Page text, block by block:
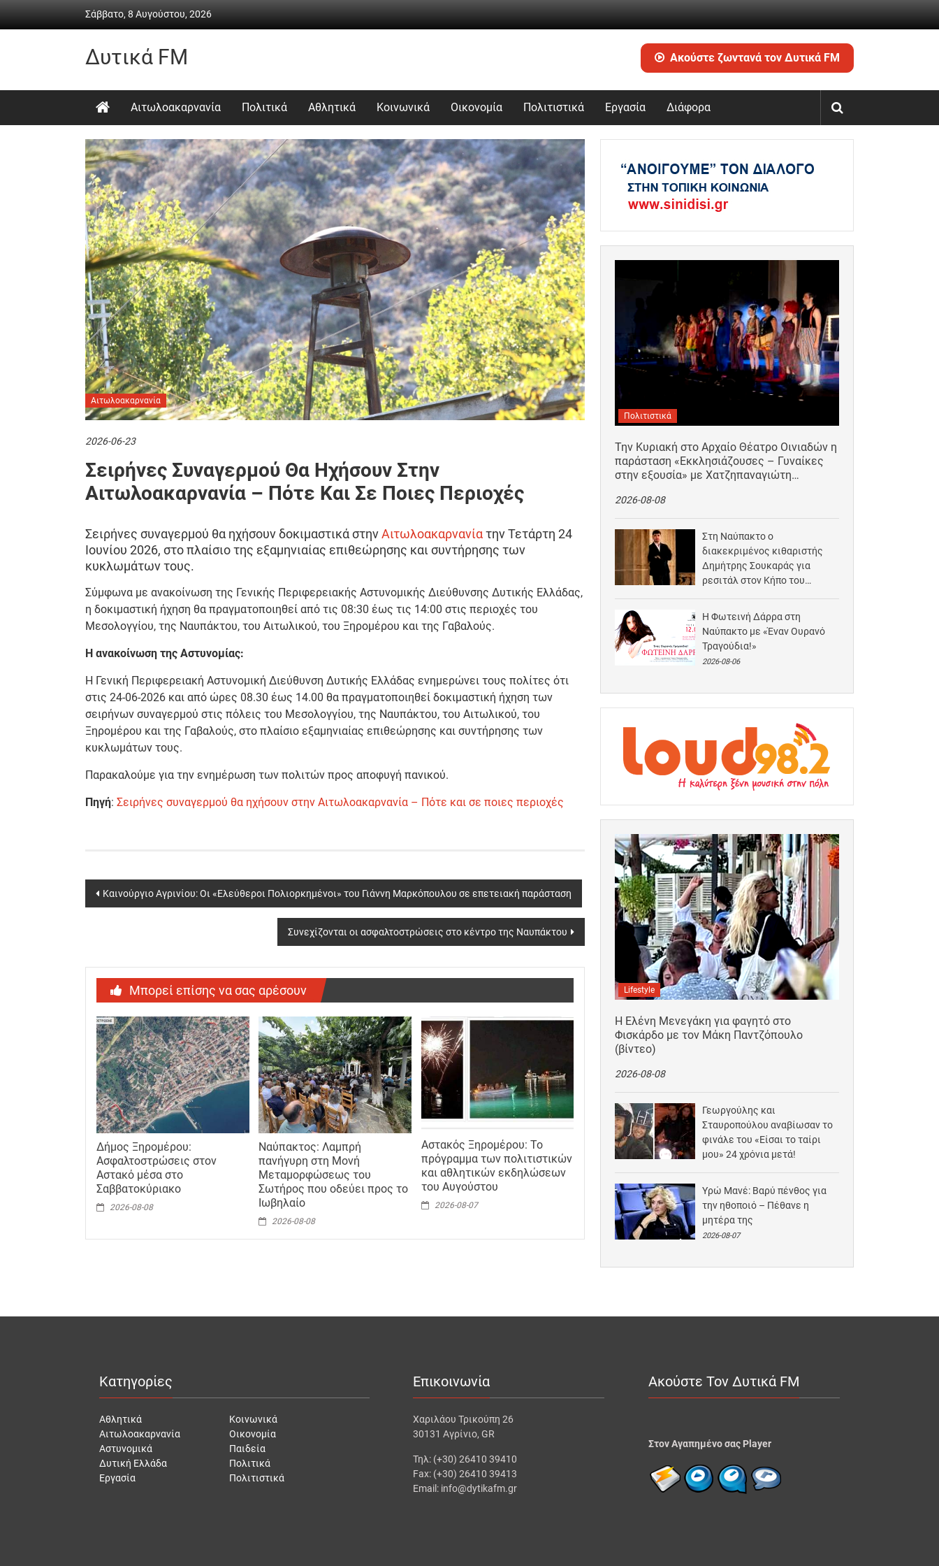
Σάββατο, 8 Αυγούστου, 2026
Δυτικά FM
Καθημερινή
&
ψυχαγωγία
Ακούστε ζωντανά τον Δυτικά FM
Αιτωλοακαρνανία Πολιτικά Αθλητικά Κοινωνικά Οικονομία Πολιτιστικά Εργασία Διάφορα
Αιτωλοακαρνανία
2026-06-23
Σειρήνες Συναγερμού Θα Ηχήσουν Στην
Αιτωλοακαρνανία – Πότε Και Σε Ποιες Περιοχές
Σειρήνες συναγερμού θα ηχήσουν δοκιμαστικά στηνΑιτωλοακαρνανίατην Τετάρτη 24
Ιουνίου 2026, στο πλαίσιο της εξαμηνιαίας επιθεώρησης και συντήρησης των
κυκλωμάτων τους.
Σύμφωνα με ανακοίνωση της Γενικής Περιφερειακής Αστυνομικής Διεύθυνσης Δυτικής Ελλάδας,
η δοκιμαστική ήχηση θα πραγματοποιηθεί από τις 08:30 έως τις 14:00 στις περιοχές του
Μεσολογγίου, της Ναυπάκτου, του Αιτωλικού, του Ξηρομέρου και της Γαβαλούς.
Η ανακοίνωση της Αστυνομίας:
Η Γενική Περιφερειακή Αστυνομική Διεύθυνση Δυτικής Ελλάδας ενημερώνει τους πολίτες ότι
στις 24-06-2026 και από ώρες 08.30 έως 14.00 θα πραγματοποιηθεί δοκιμαστική ήχηση των
σειρήνων συναγερμού στις πόλεις του Μεσολογγίου, της Ναυπάκτου, του Αιτωλικού, του
Ξηρομέρου και της Γαβαλούς, στο πλαίσιο εξαμηνιαίας επιθεώρησης και συντήρησης των
κυκλωμάτων τους.
Παρακαλούμε για την ενημέρωση των πολιτών προς αποφυγή πανικού.
Πηγή: Σειρήνες συναγερμού θα ηχήσουν στην Αιτωλοακαρνανία – Πότε και σε ποιες περιοχές
Post
Καινούργιο Αγρινίου: Οι «Ελεύθεροι Πολιορκημένοι» του Γιάννη Μαρκόπουλου σε επετειακή παράσταση
Συνεχίζονται οι ασφαλτοστρώσεις στο κέντρο της Ναυπάκτου
Μπορεί επίσης να σας αρέσουν
Δήμος Ξηρομέρου:
Ασφαλτοστρώσεις στον
Αστακό μέσα στο
Σαββατοκύριακο
2026-08-08
Ναύπακτος: Λαμπρή
πανήγυρη στη Μονή
Μεταμορφώσεως του
Σωτήρος που οδεύει προς το
Ιωβηλαίο
2026-08-08
Αστακός Ξηρομέρου: Το
πρόγραμμα των πολιτιστικών
και αθλητικών εκδηλώσεων
του Αυγούστου
2026-08-07
Πολιτιστικά
Την Κυριακή στο Αρχαίο Θέατρο Οινιαδών η
παράσταση «Εκκλησιάζουσες – Γυναίκες
στην εξουσία» με Χατζηπαναγιώτη…
2026-08-08
Στη Ναύπακτο ο
διακεκριμένος κιθαριστής
Δημήτρης Σουκαράς για
ρεσιτάλ στον Κήπο του
Η Φωτεινή Δάρρα στη
Ναύπακτο με «Έναν Ουρανό
Τραγούδια!»
2026-08-06
Lifestyle
Η Ελένη Μενεγάκη για φαγητό στο
Φισκάρδο με τον Μάκη Παντζόπουλο
(βίντεο)
2026-08-08
Γεωργούλης και
Σταυροπούλου αναβίωσαν το
φινάλε του «Είσαι το ταίρι
μου» 24 χρόνια μετά!
Υρώ Μανέ: Βαρύ πένθος για
την ηθοποιό – Πέθανε η
μητέρα της
2026-08-07
Κατηγορίες
Αθλητικά
Αιτωλοακαρνανία
Αστυνομικά
Δυτική Ελλάδα
Εργασία
Κοινωνικά
Οικονομία
Παιδεία
Πολιτικά
Πολιτιστικά
Επικοινωνία
Χαριλάου Τρικούπη 26
30131 Αγρίνιο, GR
Τηλ: (+30) 26410 39410
Fax: (+30) 26410 39413
Email: info@dytikafm.gr
Ακούστε Τον Δυτικά FM
Στον Αγαπημένο σας Player